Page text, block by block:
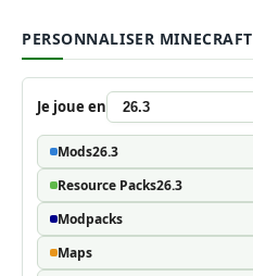
PERSONNALISER MINECRAFT
Je joue en
Mods26.3
Resource Packs26.3
Modpacks
Maps